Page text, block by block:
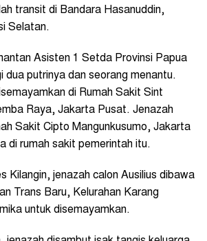
transit di Bandara Hasanuddin,
Selatan.
Asisten 1 Setda Provinsi Papua
dua putrinya dan seorang menantu.
di Rumah Sakit Sint
Raya, Jakarta Pusat. Jenazah
Sakit Cipto Mangunkusumo, Jakarta
di rumah sakit pemerintah itu.
Kilangin, jenazah calon Ausilius dibawa
Trans Baru, Kelurahan Karang
untuk disemayamkan.